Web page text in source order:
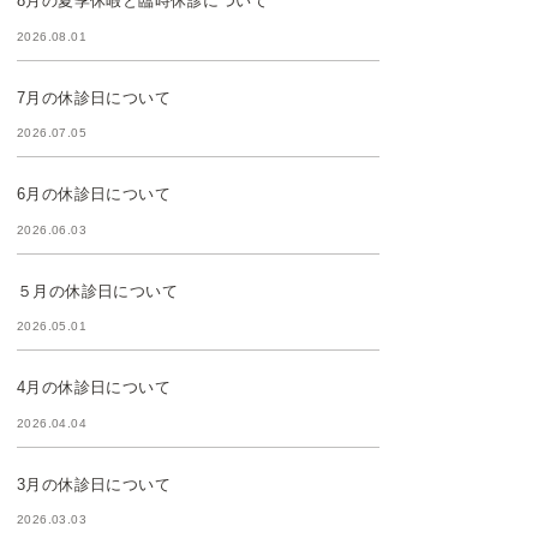
2026.08.01
7月の休診日について
2026.07.05
6月の休診日について
2026.06.03
５月の休診日について
2026.05.01
4月の休診日について
2026.04.04
3月の休診日について
2026.03.03